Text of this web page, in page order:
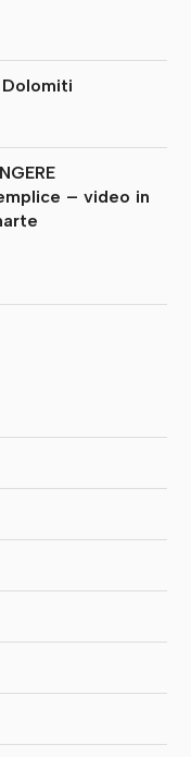
– video in